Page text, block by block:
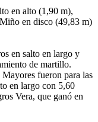
en alto (1,90 m),
en disco (49,83 m)
en salto en largo y
de martillo.
fueron para las
en largo con 5,60
Vera, que ganó en